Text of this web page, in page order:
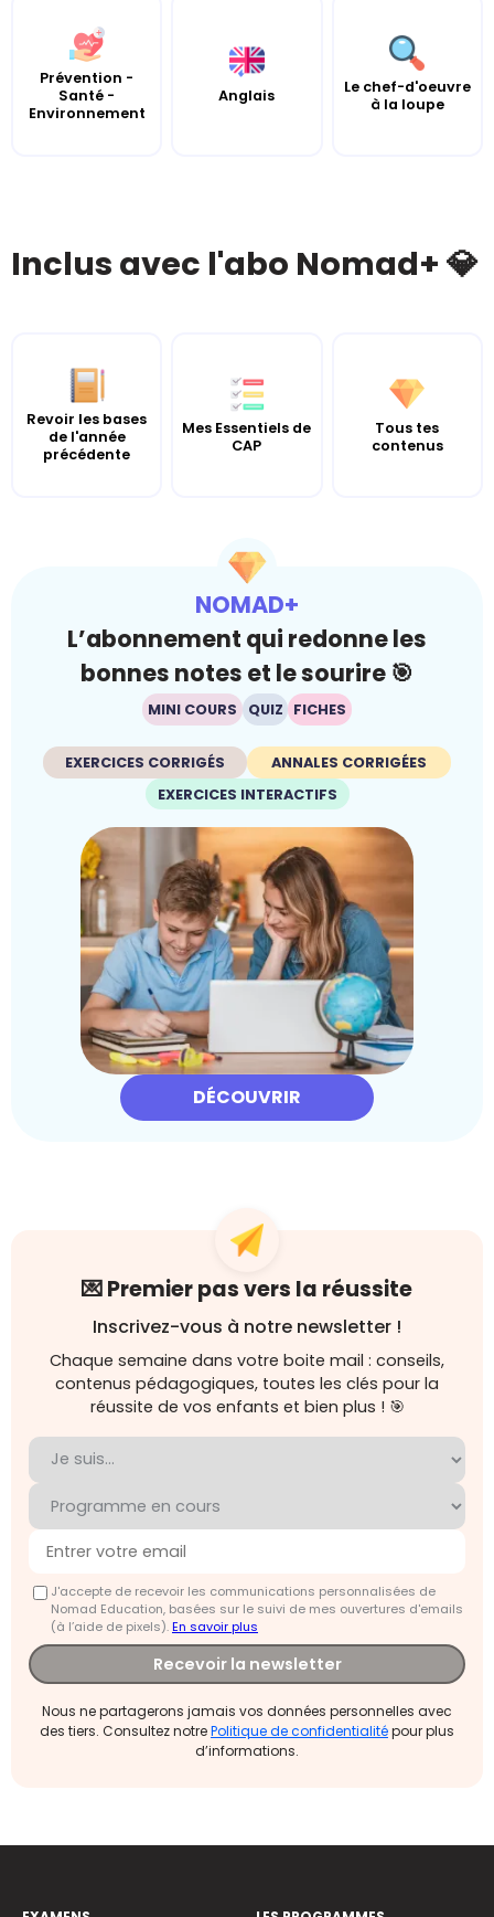
Prévention -
Santé -
Environnement
Anglais
Le chef-d'oeuvre
à la loupe
Inclus avec l'abo Nomad+ 💎
Revoir les bases
de l'année
précédente
Mes Essentiels de
CAP
Tous tes
contenus
NOMAD+
L’abonnement qui redonne les
bonnes notes et le sourire 🎯
MINI COURS QUIZ FICHES
EXERCICES CORRIGÉS
ANNALES CORRIGÉES
EXERCICES INTERACTIFS
DÉCOUVRIR
💌 Premier pas vers la réussite
Inscrivez-vous à notre newsletter !
Chaque semaine dans votre boite mail : conseils,
contenus pédagogiques, toutes les clés pour la
réussite de vos enfants et bien plus ! 🎯
J'accepte de recevoir les communications personnalisées de
Nomad Education, basées sur le suivi de mes ouvertures d'emails
(à l’aide de pixels).En savoir plus
Recevoir la newsletter
Nous ne partagerons jamais vos données personnelles avec
des tiers. Consultez notrePolitique de confidentialitépour plus
d’informations.